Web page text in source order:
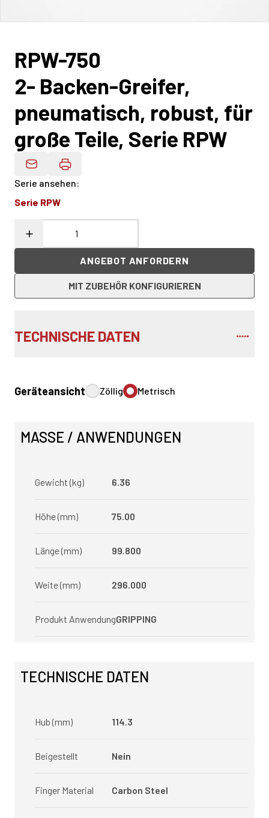
RPW-750
2- Backen-Greifer,
pneumatisch, robust, für
große Teile, Serie RPW
Produktdaten Per E-Mail
Serie ansehen:
Serie RPW
ANGEBOT ANFORDERN
MIT ZUBEHÖR KONFIGURIEREN
TECHNISCHE DATEN
Geräteansicht Zöllig Metrisch
MASSE / ANWENDUNGEN
Gewicht (kg) 6.36
Höhe (mm) 75.00
Länge (mm) 99.800
Weite (mm) 296.000
Produkt AnwendungGRIPPING
TECHNISCHE DATEN
Hub (mm) 114.3
Beigestellt Nein
Finger Material Carbon Steel